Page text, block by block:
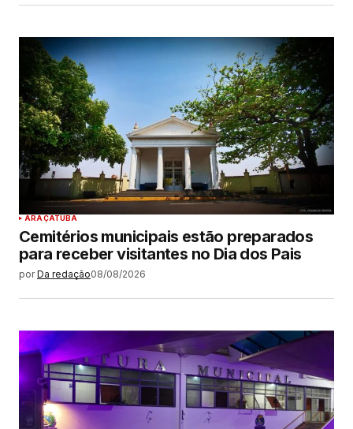
ARAÇATUBA
Cemitérios municipais estão preparados
para receber visitantes no Dia dos Pais
por Da redação08/08/2026